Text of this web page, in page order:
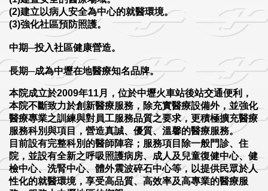
(2)建立以病人安全為中心的就醫環境。
(3)強化社區預防照護。
中期─投入社區健康營造。
長期─成為中壢在地醫療知名品牌。
本院成立於2009年11月，位於中壢火車站後站交通便利，
本院不斷致力於創新醫療服務，除充實醫療設備外，並強化
醫療專業之訓練與對員工服務品質之要求，更積極擴充醫療
服務科別與項目，營造真誠、優質、溫馨的醫療服務。
目前設有完整科別的醫師陣容；服務項目除一般門診、住
院，並設有全新之呼吸照護病房、成人及兒童復健中心、健
檢中心、洗腎中心、體外震波碎石中心等，以提供民眾於人
性化的就醫環境，享受高品質、高效率及高專業的醫療服